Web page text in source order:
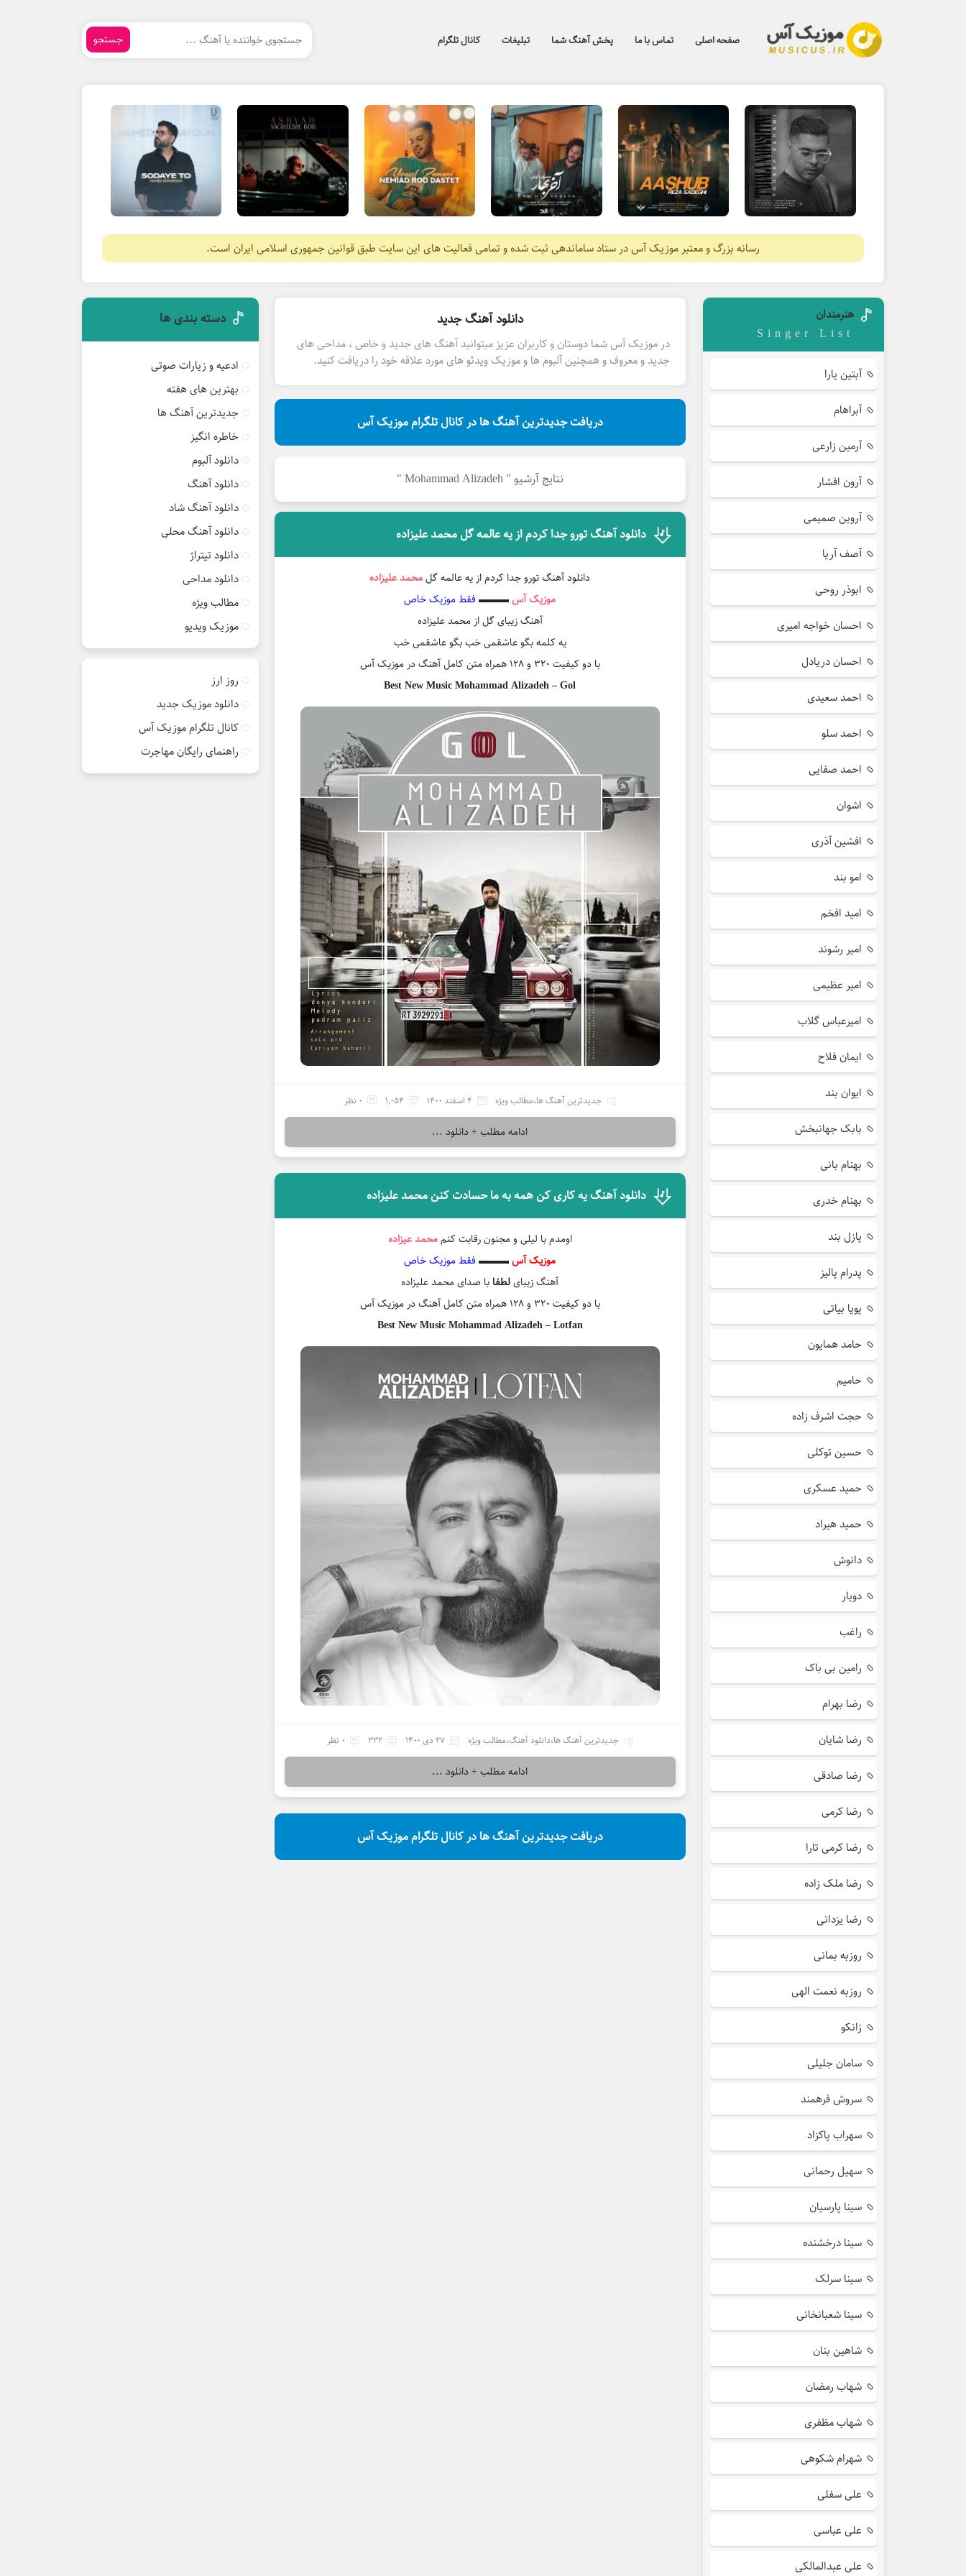
صفحه اصلی تماس با ما پخش آهنگ شما تبلیغات کانال تلگرام جستجو
رسانه بزرگ و معتبر موزیک آس در ستاد ساماندهی ثبت شده و تمامی فعالیت های این سایت طبق قوانین جمهوری اسلامی ایران است.
دانلود آهنگ جدید
در موزیک آس شما دوستان و کاربران عزیز میتوانید آهنگ های جدید و خاص ، مداحی های
جدید و معروف و همچنین آلبوم ها و موزیک ویدئو های مورد علاقه خود را دریافت کنید.
دریافت جدیدترین آهنگ ها در کانال تلگرام موزیک آس
نتایج آرشیو " Mohammad Alizadeh "
دانلود آهنگ تورو جدا کردم از یه عالمه گل محمد علیزاده
دانلود آهنگ تورو جدا کردم از یه عالمه گلمحمد علیزاده
موزیک آس▬▬▬فقط موزیک خاص
آهنگ زیبای گل از محمد علیزاده
یه کلمه بگو عاشقمی خب بگو عاشقمی خب
با دو کیفیت ۳۲۰ و ۱۲۸ همراه متن کامل آهنگ در موزیک آس
Best New Music Mohammad Alizadeh – Gol
جدیدترین آهنگ ها،مطالب ویژه 4 اسفند 1400 1,054 0 نظر
ادامه مطلب + دانلود ...
دانلود آهنگ یه کاری کن همه به ما حسادت کنن محمد علیزاده
اومدم با لیلی و مجنون رقابت کنممحمد عیزاده
موزیک آس▬▬▬ فقط موزیک خاص
آهنگ زیبایلطفا با صدای محمد علیزاده
با دو کیفیت ۳۲۰ و ۱۲۸ همراه متن کامل آهنگ در موزیک آس
Best New Music Mohammad Alizadeh – Lotfan
جدیدترین آهنگ ها،دانلود آهنگ،مطالب ویژه 27 دی 1400 332 0 نظر
ادامه مطلب + دانلود ...
دریافت جدیدترین آهنگ ها در کانال تلگرام موزیک آس
هنرمندان
Singer List
آبتین یارا
آبراهام
آرمین زارعی
آرون افشار
آروین صمیمی
آصف آریا
ابوذر روحی
احسان خواجه امیری
احسان دریادل
احمد سعیدی
احمد سلو
احمد صفایی
اشوان
افشین آذری
امو بند
امید افخم
امیر رشوند
امیر عظیمی
امیرعباس گلاب
ایمان فلاح
ایوان بند
بابک جهانبخش
بهنام بانی
بهنام خدری
پازل بند
پدرام پالیز
پویا بیاتی
حامد همایون
حامیم
حجت اشرف زاده
حسین توکلی
حمید عسکری
حمید هیراد
دانوش
دویار
راغب
رامین بی باک
رضا بهرام
رضا شایان
رضا صادقی
رضا کرمی
رضا کرمی تارا
رضا ملک زاده
رضا یزدانی
روزبه بمانی
روزبه نعمت الهی
زانکو
سامان جلیلی
سروش فرهمند
سهراب پاکزاد
سهیل رحمانی
سینا پارسیان
سینا درخشنده
سینا سرلک
سینا شعبانخانی
شاهین بنان
شهاب رمضان
شهاب مظفری
شهرام شکوهی
علی سفلی
علی عباسی
علی عبدالمالکی
دسته بندی ها
ادعیه و زیارات صوتی
بهترین های هفته
جدیدترین آهنگ ها
خاطره انگیز
دانلود آلبوم
دانلود آهنگ
دانلود آهنگ شاد
دانلود آهنگ محلی
دانلود تیتراژ
دانلود مداحی
مطالب ویژه
موزیک ویدیو
روز ارز
دانلود موزیک جدید
کانال تلگرام موزیک آس
راهنمای رایگان مهاجرت